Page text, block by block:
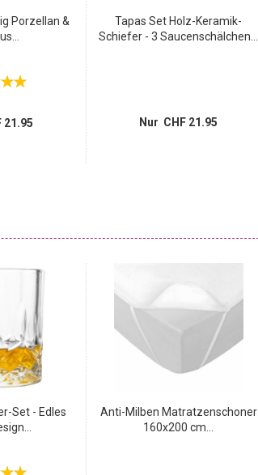
Porzellan &
21.95
Tapas Set Holz-Keramik-
Schiefer - 3 Saucenschälchen...
Nur CHF 21.95
Set - Edles
Anti-Milben Matratzenschoner
160x200 cm...